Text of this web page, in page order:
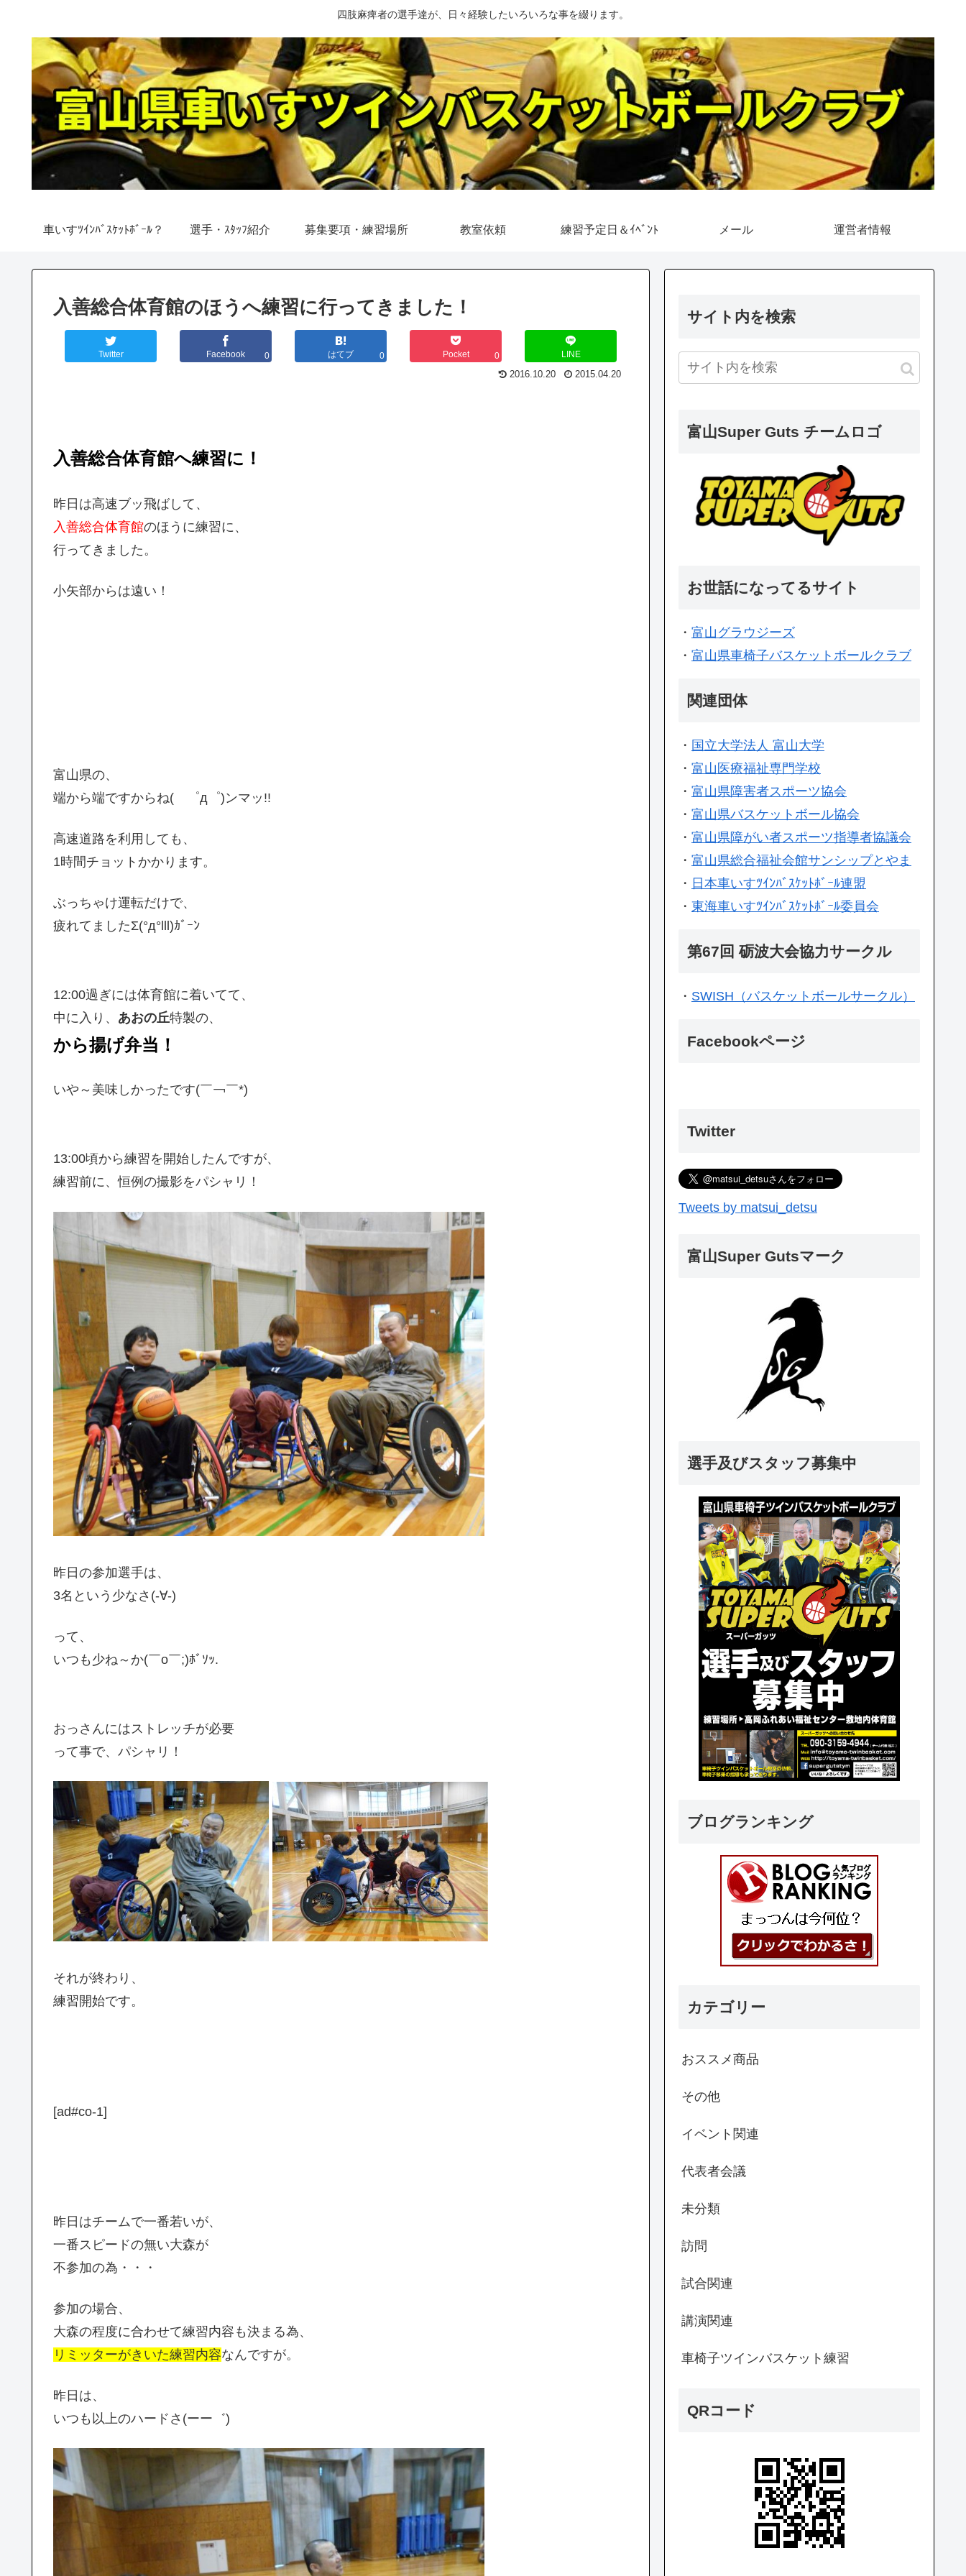
四肢麻痺者の選手達が、日々経験したいろいろな事を綴ります。
車いすﾂｲﾝﾊﾞｽｹｯﾄﾎﾞｰﾙ？ 選手・ｽﾀｯﾌ紹介 募集要項・練習場所 教室依頼 練習予定日＆ｲﾍﾞﾝﾄ メール 運営者情報
入善総合体育館のほうへ練習に行ってきました！
Twitter Facebook 0 はてブ 0 Pocket 0 LINE
2016.10.20 2015.04.20
入善総合体育館へ練習に！
昨日は高速ブッ飛ばして、
入善総合体育館のほうに練習に、
行ってきました。
小矢部からは遠い！
富山県の、
端から端ですからね( ゜д゜)ンマッ!!
高速道路を利用しても、
1時間チョットかかります。
ぶっちゃけ運転だけで、
疲れてましたΣ(°д°lll)ｶﾞｰﾝ
12:00過ぎには体育館に着いてて、
中に入り、 あおの丘特製の、
から揚げ弁当！
いや～美味しかったです(￣￢￣*)
13:00頃から練習を開始したんですが、
練習前に、恒例の撮影をパシャリ！
昨日の参加選手は、
3名という少なさ(-∀-)
って、
いつも少ね～か(￣o￣;)ﾎﾞｿｯ.
おっさんにはストレッチが必要
って事で、パシャリ！
それが終わり、
練習開始です。
[ad#co-1]
昨日はチームで一番若いが、
一番スピードの無い大森が
不参加の為・・・
参加の場合、
大森の程度に合わせて練習内容も決まる為、
リミッターがきいた練習内容なんですが。
昨日は、
いつも以上のハードさ(ーー゛)
サイト内を検索
富山Super Guts チームロゴ
お世話になってるサイト
・ 富山グラウジーズ
・ 富山県車椅子バスケットボールクラブ
関連団体
・ 国立大学法人 富山大学
・ 富山医療福祉専門学校
・ 富山県障害者スポーツ協会
・ 富山県バスケットボール協会
・ 富山県障がい者スポーツ指導者協議会
・ 富山県総合福祉会館サンシップとやま
・ 日本車いすﾂｲﾝﾊﾞｽｹｯﾄﾎﾞｰﾙ連盟
・ 東海車いすﾂｲﾝﾊﾞｽｹｯﾄﾎﾞｰﾙ委員会
第67回 砺波大会協力サークル
・ SWISH（バスケットボールサークル）
Facebookページ
Twitter
Tweets by matsui_detsu
富山Super Gutsマーク
選手及びスタッフ募集中
ブログランキング
カテゴリー
おススメ商品
その他
イベント関連
代表者会議
未分類
訪問
試合関連
講演関連
車椅子ツインバスケット練習
QRコード